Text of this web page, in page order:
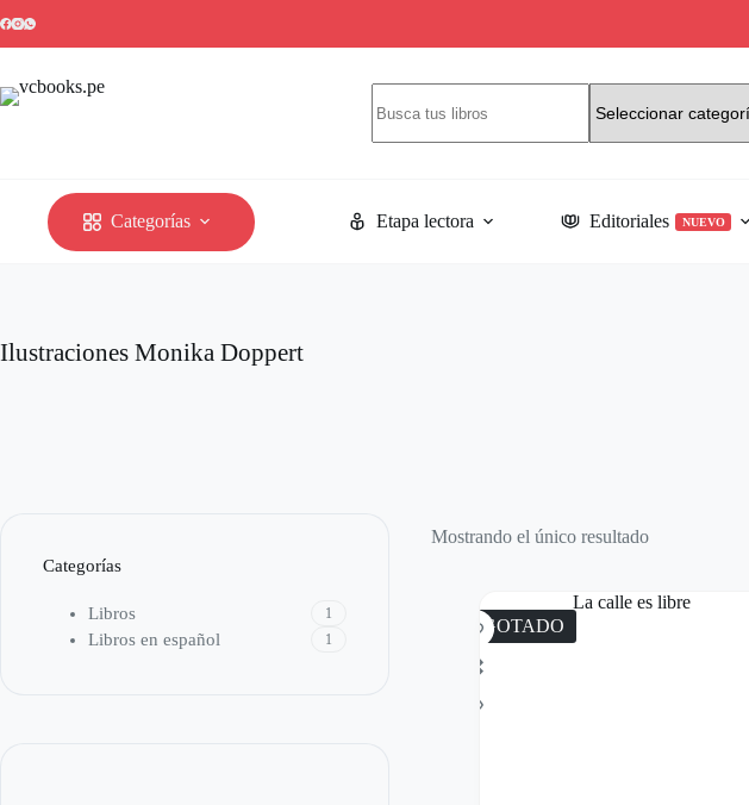
al
contenido
resultados
Categorías Etapa lectora Editoriales NUEVO
Ilustraciones Monika Doppert
Mostrando el único resultado
AGOTADO
Categorías
Libros 1
Libros en español 1